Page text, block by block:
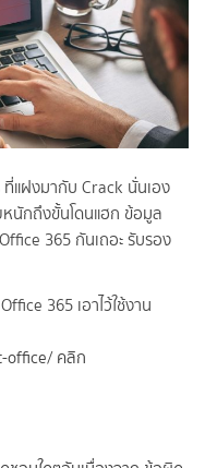
ที่แฝงมากับ Crack นั่นเอง
นักถึงขั้นโดนแฮก ข้อมูล
365 กันเถอะ รับรอง
365 เอาไว้ใช้งาน
office/ คลิก